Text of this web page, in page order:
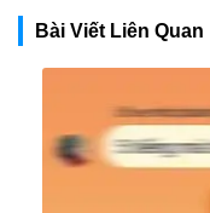
Bài Viết Liên Quan